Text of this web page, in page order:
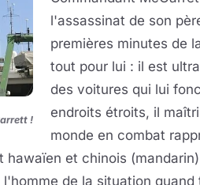
!
l'assassinat de son
premières minutes de
tout pour lui : il est
des voitures qui lui
endroits étroits, il
monde en combat
hawaïen et chinois
de la situation